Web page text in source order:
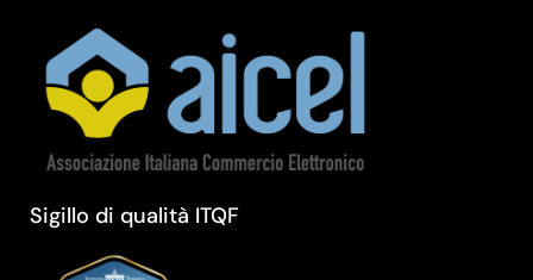
Sigillo di qualità ITQF